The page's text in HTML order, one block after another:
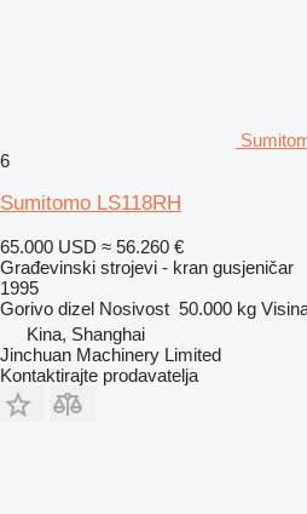
6
Sumitomo LS118RH
65.000 USD ≈ 56.260 €
Građevinski strojevi - kran gusjeničar
1995
Gorivo dizel Nosivost 50.000 kg
Kina, Shanghai
Jinchuan Machinery Limited
Kontaktirajte prodavatelja